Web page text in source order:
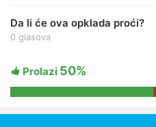
Da li će ova opklada proći?
0 glasova
Prolazi 50%